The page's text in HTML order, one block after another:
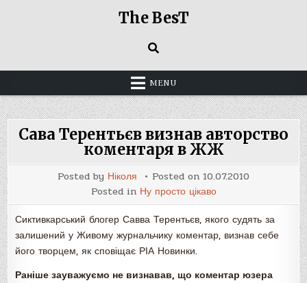
The BesT
MENU
Сава Терентьєв визнав авторство
коментаря в ЖЖ
Posted by Ніколя Posted on 10.07.2010
Posted in Ну просто цікаво
Сиктивкарський блогер Савва Терентьєв, якого судять за
залишений у Живому журнальчику коментар, визнав себе
його творцем, як сповіщає РІА Новинки.
Раніше зауважуємо не визнавав, що коментар юзера